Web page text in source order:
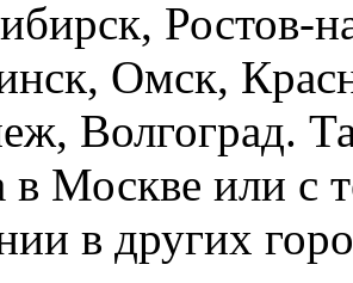
Ростов-
Омск,
Волгоград.
в Москве или с
в других